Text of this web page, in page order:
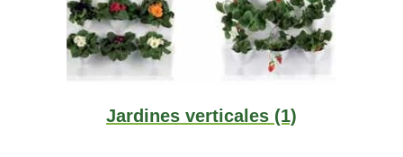
Jardines verticales (1)